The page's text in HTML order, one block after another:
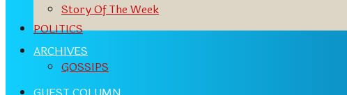
POLITICS
GOSSIPS
Story Of The Week
ARCHIVES